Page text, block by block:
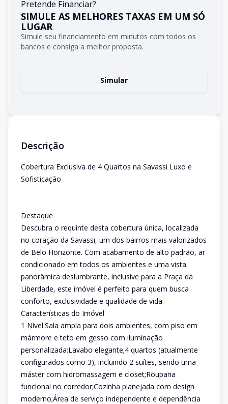
Pretende Financiar?
SIMULE AS MELHORES TAXAS EM UM SÓ
LUGAR
Simule seu financiamento em minutos com todos os
bancos e consiga a melhor proposta.
Simular
Descrição
Cobertura Exclusiva de 4 Quartos na Savassi Luxo e
Sofisticação
Destaque
Descubra o requinte desta cobertura única, localizada
no coração da Savassi, um dos bairros mais valorizados
de Belo Horizonte. Com acabamento de alto padrão, ar
condicionado em todos os ambientes e uma vista
panorâmica deslumbrante, inclusive para a Praça da
Liberdade, este imóvel é perfeito para quem busca
conforto, exclusividade e qualidade de vida.
Características do Imóvel
1 Nível:Sala ampla para dois ambientes, com piso em
mármore e teto em gesso com iluminação
personalizada;Lavabo elegante;4 quartos (atualmente
configurados como 3), incluindo 2 suítes, sendo uma
máster com hidromassagem e closet;Rouparia
funcional no corredor;Cozinha planejada com design
moderno;Área de serviço independente e dependência